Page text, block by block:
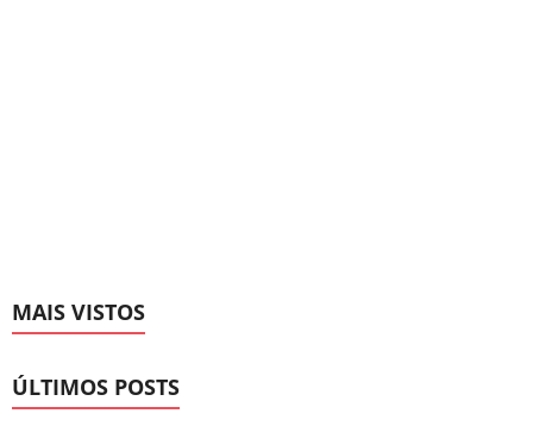
MAIS VISTOS
ÚLTIMOS POSTS